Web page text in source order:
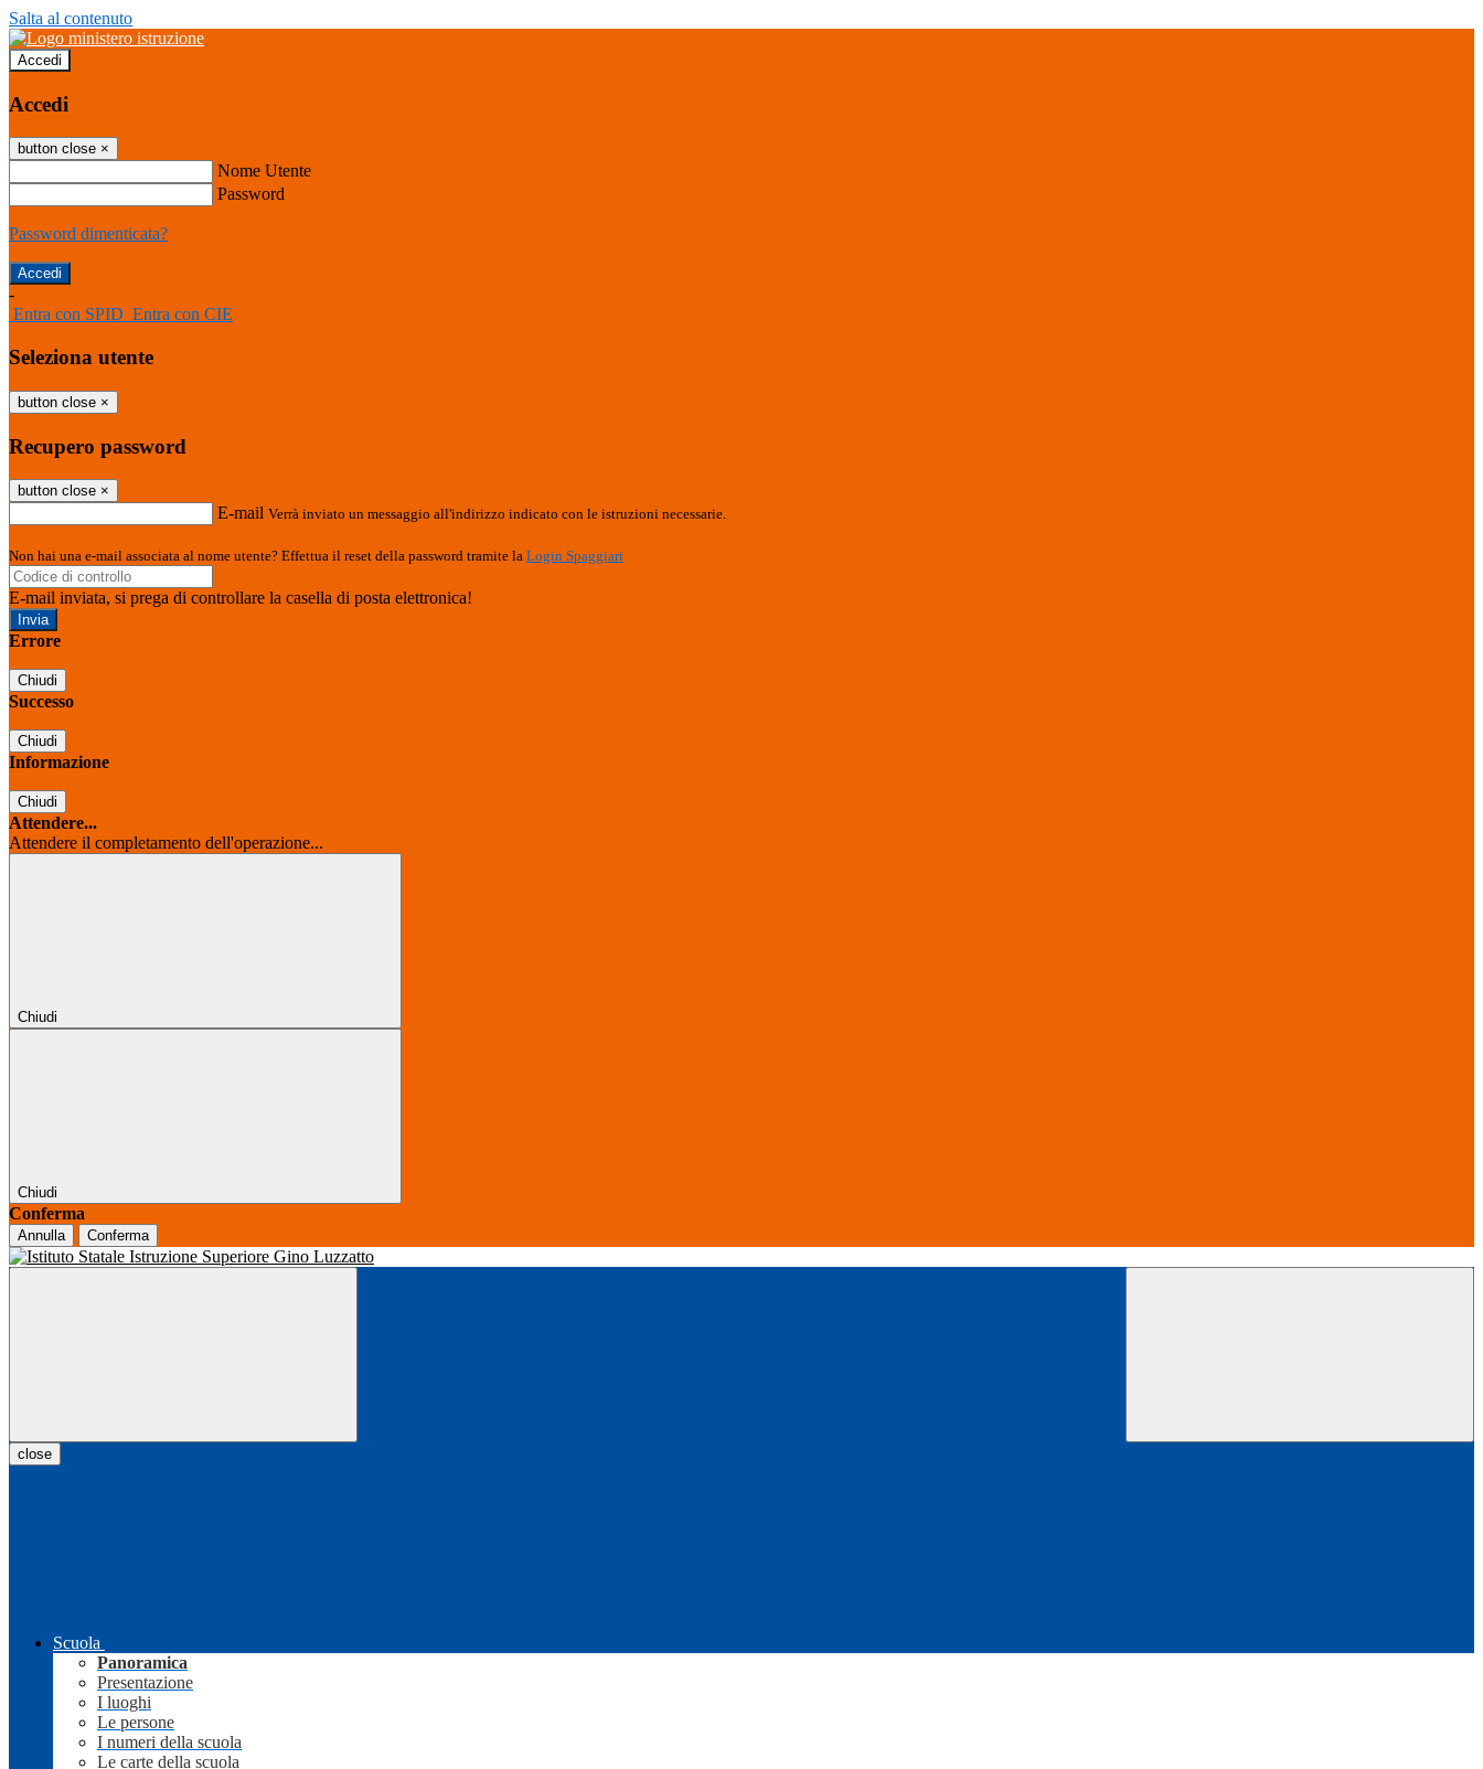
Salta al contenuto
Accedi
Accedi
button close ×
Nome Utente
Password
Password dimenticata?
-
Entra con SPID Entra con CIE
Seleziona utente
button close ×
Recupero password
button close ×
E-mail Verrà inviato un messaggio all'indirizzo indicato con le istruzioni necessarie.
Non hai una e-mail associata al nome utente? Effettua il reset della password tramite la Login Spaggiari
E-mail inviata, si prega di controllare la casella di posta elettronica!
Errore
Chiudi
Successo
Chiudi
Informazione
Chiudi
Attendere...
Attendere il completamento dell'operazione...
Chiudi
Chiudi
Conferma
Annulla Conferma
close
Scuola
Panoramica
Presentazione
I luoghi
Le persone
I numeri della scuola
Le carte della scuola